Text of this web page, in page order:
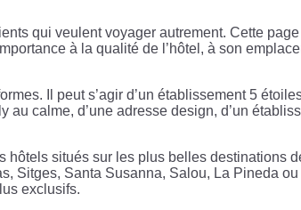
qui veulent voyager autrement. Cette
à la qualité de l’hôtel, à son
Il peut s’agir d’un établissement 5
au calme, d’une adresse design, d’un
situés sur les plus belles destinations
Sitges, Santa Susanna, Salou, La Pineda
exclusifs.